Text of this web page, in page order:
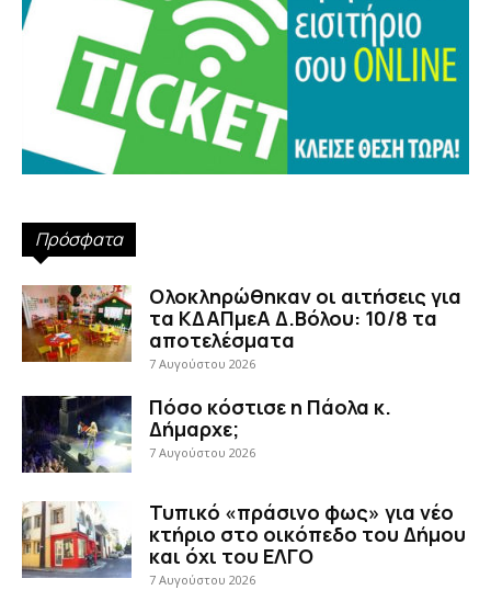
Πρόσφατα
Ολοκληρώθηκαν οι αιτήσεις για
τα ΚΔΑΠμεΑ Δ.Βόλου: 10/8 τα
αποτελέσματα
7 Αυγούστου 2026
Πόσο κόστισε η Πάολα κ.
Δήμαρχε;
7 Αυγούστου 2026
Τυπικό «πράσινο φως» για νέο
κτήριο στο οικόπεδο του Δήμου
και όχι του ΕΛΓΟ
7 Αυγούστου 2026